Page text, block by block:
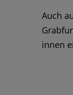
Auch
innen